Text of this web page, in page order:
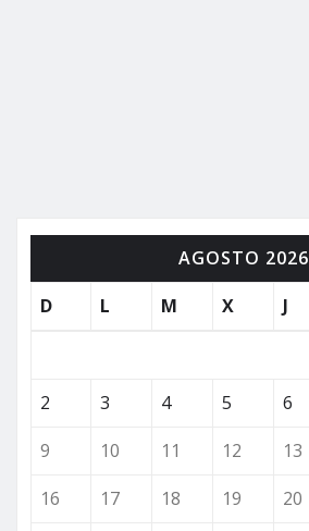
AGOSTO 2026
D
L M X J
2
3 4 5 6
9
10 11 12 13
16
17 18 19 20